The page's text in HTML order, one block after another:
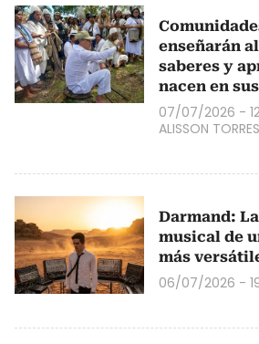
enseñarán
saberes y
nacen en
07/07/2026 -
ALISSON TORRES
Darmand:
musical de
más
06/07/2026 -